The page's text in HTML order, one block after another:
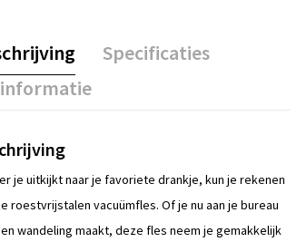
Specificaties
je uitkijkt naar je favoriete drankje, kun je rekenen
roestvrijstalen vacuümfles. Of je nu aan je bureau
wandeling maakt, deze fles neem je gemakkelijk